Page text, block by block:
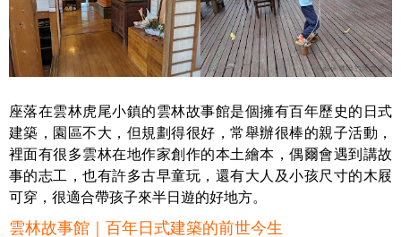
座落在雲林虎尾小鎮的雲林故事館是個擁有百年歷史的日式
建築，園區不大，但規劃得很好，常舉辦很棒的親子活動，
裡面有很多雲林在地作家創作的本土繪本，偶爾會遇到講故
事的志工，也有許多古早童玩，還有大人及小孩尺寸的木屐
可穿，很適合帶孩子來半日遊的好地方。
雲林故事館｜百年日式建築的前世今生